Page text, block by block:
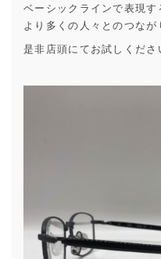
ベーシックラインで表現す
より多くの人々とのつなが
是非店頭にてお試しくださ